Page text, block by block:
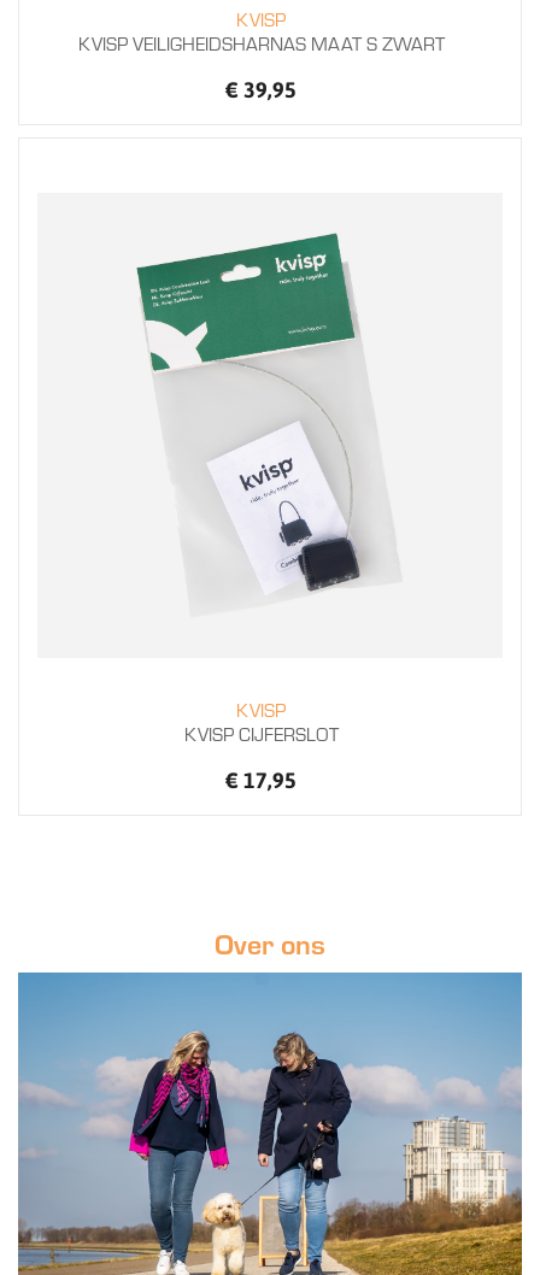
KVISP
KVISP VEILIGHEIDSHARNAS MAAT S ZWART
€ 39,95
KVISP
KVISP CIJFERSLOT
€ 17,95
Over ons